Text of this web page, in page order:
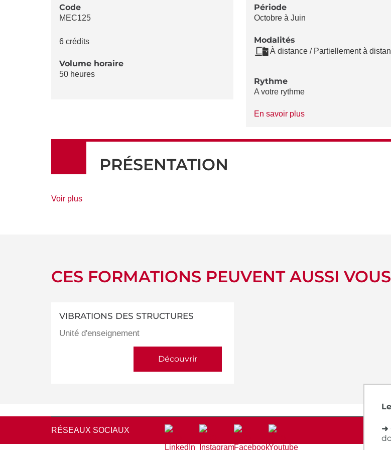
➜
LA
Code
MEC125
6 crédits
Volume horaire
50 heures
Période
Octobre à Juin
Modalités
À distance / Partiellement à
Rythme
A votre rythme
En savoir plusà
Rythme
PRÉSENTATION
Voir plusde
CES FORMATIONS PEUVENT AUSSI
VIBRATIONS DES STRUCTURES
Unité d'enseignement
Découvrir
RÉSEAUX SOCIAUX